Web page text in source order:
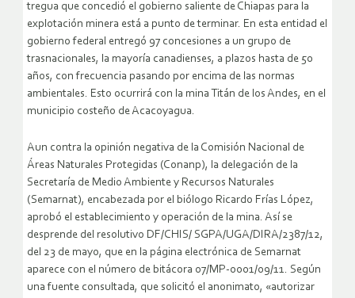
tregua que concedió el gobierno saliente de Chiapas para la
explotación minera está a punto de terminar. En esta entidad el
gobierno federal entregó 97 concesiones a un grupo de
trasnacionales, la mayoría canadienses, a plazos hasta de 50
años, con frecuencia pasando por encima de las normas
ambientales. Esto ocurrirá con la mina Titán de los Andes, en el
municipio costeño de Acacoyagua.
Aun contra la opinión negativa de la Comisión Nacional de
Áreas Naturales Protegidas (Conanp), la delegación de la
Secretaría de Medio Ambiente y Recursos Naturales
(Semarnat), encabezada por el biólogo Ricardo Frías López,
aprobó el establecimiento y operación de la mina. Así se
desprende del resolutivo DF/CHIS/ SGPA/UGA/DIRA/2387/12,
del 23 de mayo, que en la página electrónica de Semarnat
aparece con el número de bitácora 07/MP-0001/09/11. Según
una fuente consultada, que solicitó el anonimato, «autorizar